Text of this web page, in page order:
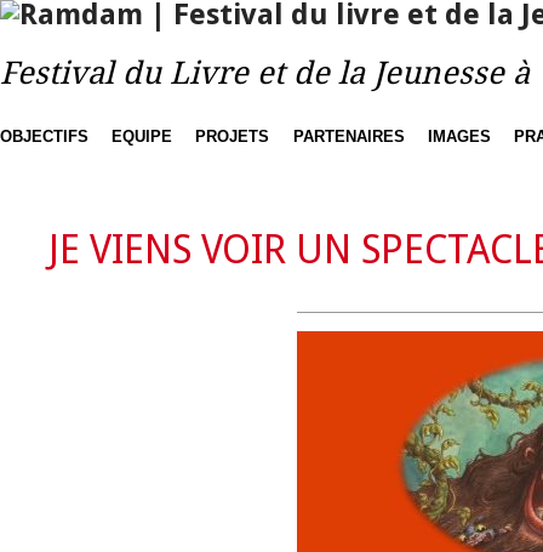
Festival du Livre et de la Jeunesse
OBJECTIFS EQUIPE PROJETS PARTENAIRES IMAGES
JE VIENS VOIR UN